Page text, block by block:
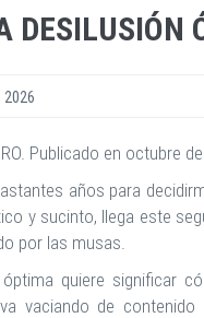
2026
Publicado en octubre
años para
y sucinto, llega este
por las musas.
quiere significar
vaciando de